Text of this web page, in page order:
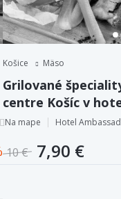
Košice Mäso
Grilované
centre Košíc v
Na mape Hotel
10 € 7,90 €